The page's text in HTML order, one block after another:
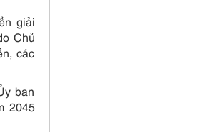
giải
Chủ
các
ban
2045